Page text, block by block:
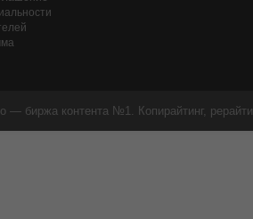
— биржа контента №1. Копирайтинг,